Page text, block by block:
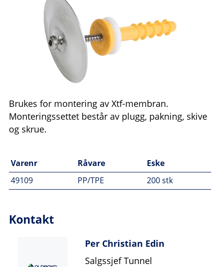
Brukes for montering av Xtf-membran.
Monteringssettet består av plugg, pakning, skive
og skrue.
Varenr Råvare
Eske
49109
PP/TPE 200 stk
Kontakt
Per Christian Edin
Salgssjef Tunnel